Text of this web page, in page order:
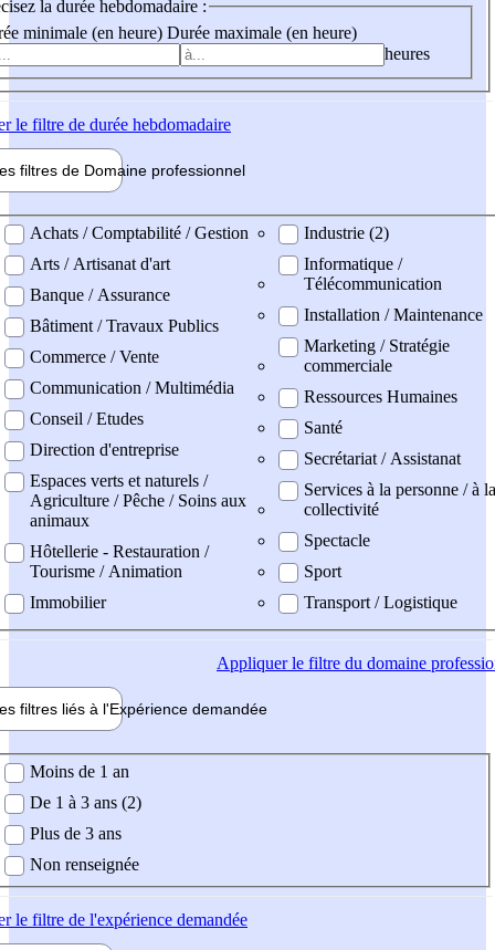
la durée hebdomadaire :
minimale (en heure) Durée maximale (en heure)
heures
le filtre de durée hebdomadaire
filtres de Domaine professionnel
professionel
Achats / Comptabilité / Gestion
Arts / Artisanat d'art
Banque / Assurance
Bâtiment / Travaux Publics
Commerce / Vente
Communication / Multimédia
Conseil / Etudes
Direction d'entreprise
Espaces verts et naturels /
Agriculture / Pêche / Soins aux
animaux
Hôtellerie - Restauration /
Tourisme / Animation
Immobilier
Industrie (2)
Informatique /
Télécommunication
Installation / Maintenance
Marketing / Stratégie
commerciale
Ressources Humaines
Santé
Secrétariat / Assistanat
Services à la personne / à la
collectivité
Spectacle
Sport
Transport / Logistique
Appliquerle filtre du domaine
filtres liés à l'Expérience demandée
demandée
Moins de 1 an
De 1 à 3 ans (2)
Plus de 3 ans
Non renseignée
le filtre de l'expérience demandée